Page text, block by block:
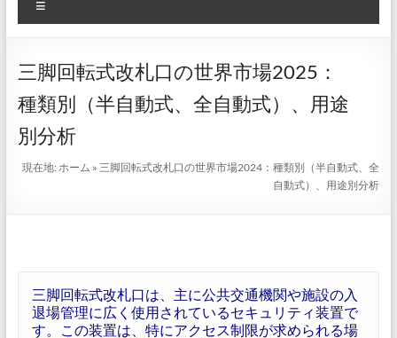
プ
ニ
ー
三脚回転式改札口の世界市場2025：
種類別（半自動式、全自動式）、用途
別分析
現在地:ホーム »三脚回転式改札口の世界市場2024：種類別（半自動式、全
自動式）、用途別分析
三脚回転式改札口は、主に公共交通機関や施設の入
退場管理に広く使用されているセキュリティ装置で
す。この装置は、特にアクセス制限が求められる場